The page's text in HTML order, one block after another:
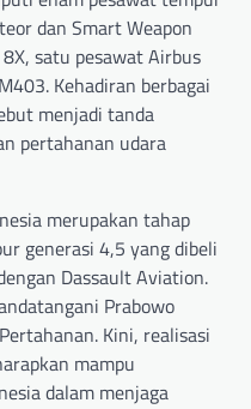
dan Smart Weapon
satu pesawat Airbus
Kehadiran berbagai
menjadi tanda
pertahanan udara
merupakan tahap
generasi 4,5 yang dibeli
Dassault Aviation.
Prabowo
Kini, realisasi
mampu
dalam menjaga